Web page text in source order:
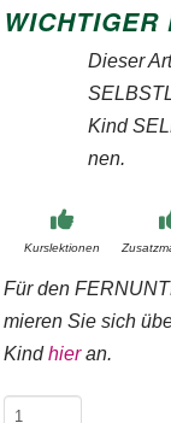
Dieser
Kind
nen.
Kurs­lek­tionen
Für den
mie­ren Sie sich
Kindhieran.
Mathematik